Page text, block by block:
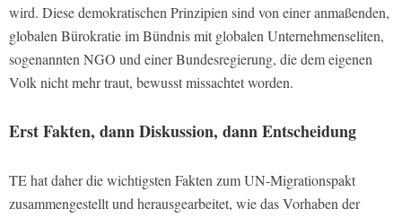
wird. Diese demokratischen Prinzipien sind von einer anmaßenden,
globalen Bürokratie im Bündnis mit globalen Unternehmenseliten,
sogenannten NGO und einer Bundesregierung, die dem eigenen
Volk nicht mehr traut, bewusst missachtet worden.
Erst Fakten, dann Diskussion, dann Entscheidung
TE hat daher die wichtigsten Fakten zum UN-Migrationspakt
zusammengestellt und herausgearbeitet, wie das Vorhaben der